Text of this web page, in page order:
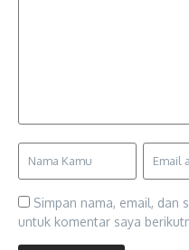
Simpan nama, email, dan
untuk komentar saya